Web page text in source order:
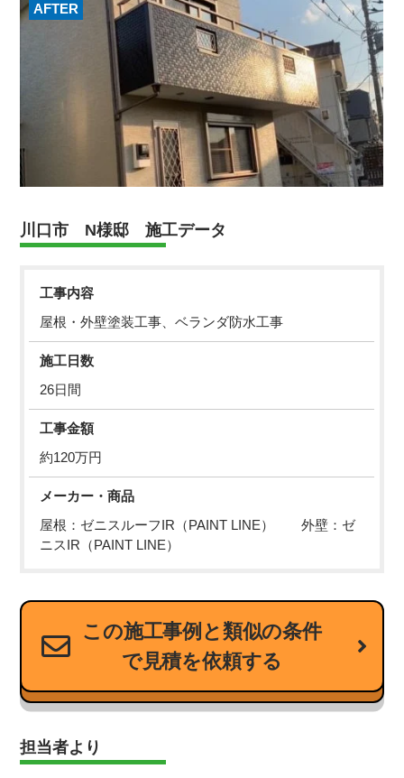
AFTER
川口市 N様邸 施工データ
工事内容
屋根・外壁塗装工事、ベランダ防水工事
施工日数
26日間
工事金額
約120万円
メーカー・商品
屋根：ゼニスルーフIR（PAINT LINE） 外壁：ゼ
ニスIR（PAINT LINE）
この施工事例と類似の条件
で見積を依頼する
担当者より